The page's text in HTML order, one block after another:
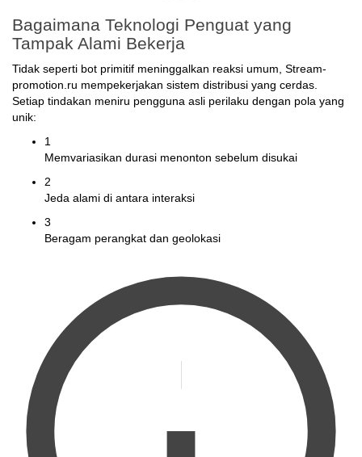
Bagaimana Teknologi Penguat yang
Tampak Alami Bekerja
Tidak seperti bot primitif meninggalkan reaksi umum, Stream-
promotion.ru mempekerjakan sistem distribusi yang cerdas.
Setiap tindakan meniru pengguna asli perilaku dengan pola yang
unik:
1
Memvariasikan durasi menonton sebelum disukai
2
Jeda alami di antara interaksi
3
Beragam perangkat dan geolokasi